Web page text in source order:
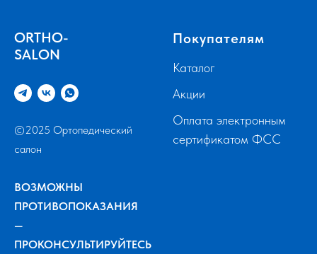
ORTHO-
SALON
©2025 Ортопедический
салон
ВОЗМОЖНЫ
ПРОТИВОПОКАЗАНИЯ
—
ПРОКОНСУЛЬТИРУЙТЕСЬ
Покупателям
Каталог
Акции
Оплата электронным
сертификатом ФСС